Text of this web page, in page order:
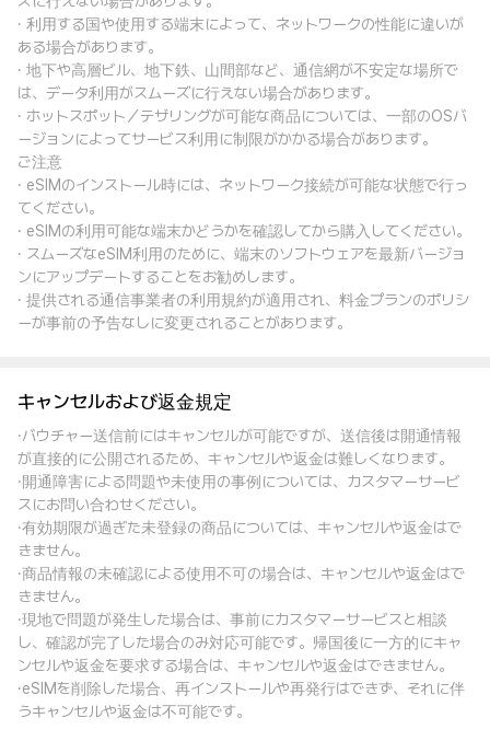
· 利用する国や使用する端末によって、ネットワークの性能に違いが
ある場合があります。
· 地下や高層ビル、地下鉄、山間部など、通信網が不安定な場所で
は、データ利用がスムーズに行えない場合があります。
· ホットスポット／テザリングが可能な商品については、一部のOSバ
ージョンによってサービス利用に制限がかかる場合があります。
ご注意
· eSIMのインストール時には、ネットワーク接続が可能な状態で行っ
てください。
· eSIMの利用可能な端末かどうかを確認してから購入してください。
· スムーズなeSIM利用のために、端末のソフトウェアを最新バージョ
ンにアップデートすることをお勧めします。
· 提供される通信事業者の利用規約が適用され、料金プランのポリシ
ーが事前の予告なしに変更されることがあります。
キャンセルおよび返金規定
·バウチャー送信前にはキャンセルが可能ですが、送信後は開通情報
が直接的に公開されるため、キャンセルや返金は難しくなります。
·開通障害による問題や未使用の事例については、カスタマーサービ
スにお問い合わせください。
·有効期限が過ぎた未登録の商品については、キャンセルや返金はで
きません。
·商品情報の未確認による使用不可の場合は、キャンセルや返金はで
きません。
·現地で問題が発生した場合は、事前にカスタマーサービスと相談
し、確認が完了した場合のみ対応可能です。帰国後に一方的にキャ
ンセルや返金を要求する場合は、キャンセルや返金はできません。
·eSIMを削除した場合、再インストールや再発行はできず、それに伴
うキャンセルや返金は不可能です。